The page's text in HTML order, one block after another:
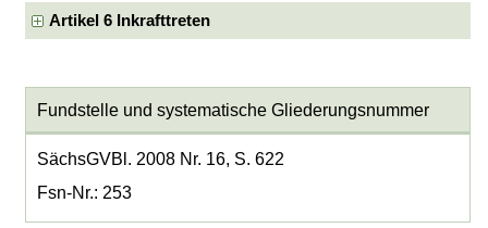
Artikel 6 Inkrafttreten
Fundstelle und systematische Gliederungsnummer
SächsGVBl. 2008 Nr. 16, S. 622
Fsn-Nr.: 253